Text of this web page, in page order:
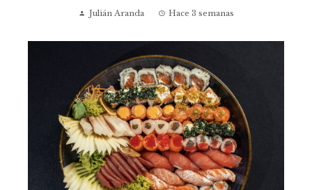
Julián Aranda Hace 3 semanas